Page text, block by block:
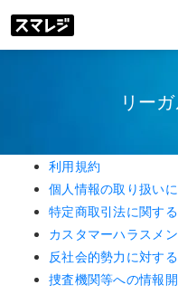
リー
利用規約
個人情報の取り扱い
特定商取引法に関す
カスタマーハラスメ
反社会的勢力に対す
捜査機関等への情報